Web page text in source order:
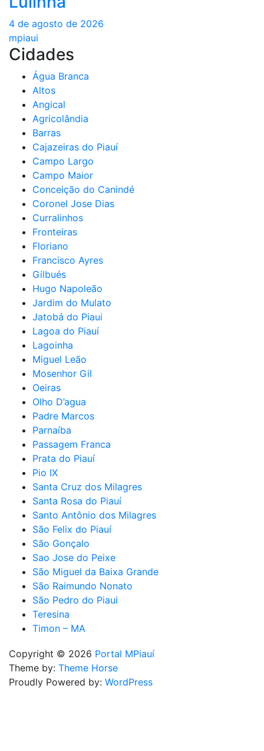
4 de agosto de 2026
mpiaui
Cidades
Água Branca
Altos
Angical
Agricolândia
Barras
Cajazeiras do Piauí
Campo Largo
Campo Maior
Conceição do Canindé
Coronel Jose Dias
Curralinhos
Fronteiras
Floriano
Francisco Ayres
Gilbués
Hugo Napoleão
Jardim do Mulato
Jatobá do Piaui
Lagoa do Piauí
Lagoinha
Miguel Leão
Mosenhor Gil
Oeiras
Olho D’agua
Padre Marcos
Parnaíba
Passagem Franca
Prata do Piauí
Pio IX
Santa Cruz dos Milagres
Santa Rosa do Piauí
Santo Antônio dos Milagres
São Felix do Piauí
São Gonçalo
Sao Jose do Peixe
São Miguel da Baixa Grande
São Raimundo Nonato
São Pedro do Piaui
Teresina
Timon – MA
Copyright © 2026 Portal MPiauí
Theme by: Theme Horse
Proudly Powered by: WordPress